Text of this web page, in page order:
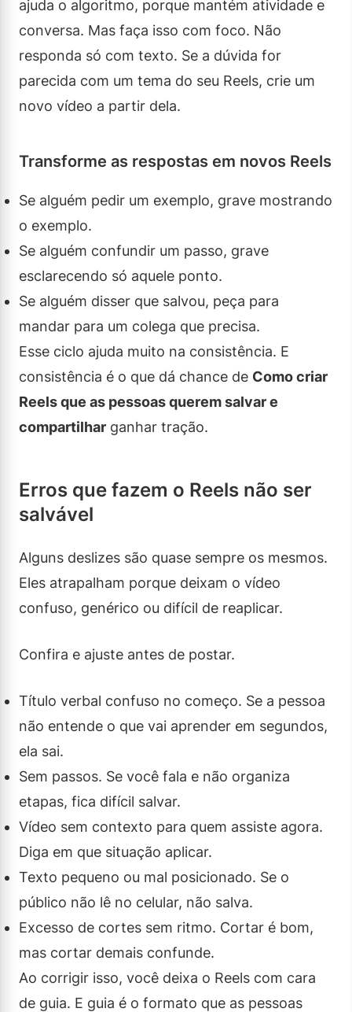
ajuda o algoritmo, porque mantém atividade e
conversa. Mas faça isso com foco. Não
responda só com texto. Se a dúvida for
parecida com um tema do seu Reels, crie um
novo vídeo a partir dela.
Transforme as respostas em novos Reels
Se alguém pedir um exemplo, grave mostrando
o exemplo.
Se alguém confundir um passo, grave
esclarecendo só aquele ponto.
Se alguém disser que salvou, peça para
mandar para um colega que precisa.
Esse ciclo ajuda muito na consistência. E
consistência é o que dá chance de Como criar
Reels que as pessoas querem salvar e
compartilhar ganhar tração.
Erros que fazem o Reels não ser
salvável
Alguns deslizes são quase sempre os mesmos.
Eles atrapalham porque deixam o vídeo
confuso, genérico ou difícil de reaplicar.
Confira e ajuste antes de postar.
Título verbal confuso no começo. Se a pessoa
não entende o que vai aprender em segundos,
ela sai.
Sem passos. Se você fala e não organiza
etapas, fica difícil salvar.
Vídeo sem contexto para quem assiste agora.
Diga em que situação aplicar.
Texto pequeno ou mal posicionado. Se o
público não lê no celular, não salva.
Excesso de cortes sem ritmo. Cortar é bom,
mas cortar demais confunde.
Ao corrigir isso, você deixa o Reels com cara
de guia. E guia é o formato que as pessoas